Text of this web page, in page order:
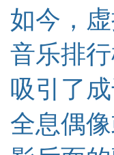
如今，
音乐排
吸引了
全息偶